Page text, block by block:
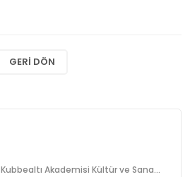
GERI DÖN